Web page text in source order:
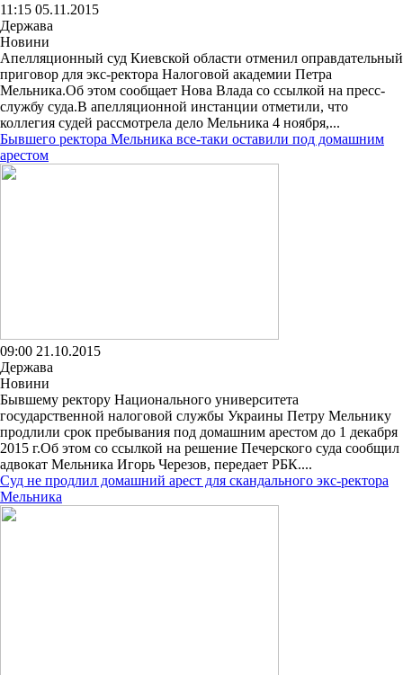
11:15 05.11.2015
Держава
Новини
Апелляционный суд Киевской области отменил оправдательный
приговор для экс-ректора Налоговой академии Петра
Мельника.Об этом сообщает Нова Влада со ссылкой на пресс-
службу суда.В апелляционной инстанции отметили, что
коллегия судей рассмотрела дело Мельника 4 ноября,...
Бывшего ректора Мельника все-таки оставили под домашним
арестом
09:00 21.10.2015
Держава
Новини
Бывшему ректору Национального университета
государственной налоговой службы Украины Петру Мельнику
продлили срок пребывания под домашним арестом до 1 декабря
2015 г.Об этом со ссылкой на решение Печерского суда сообщил
адвокат Мельника Игорь Черезов, передает РБК....
Суд не продлил домашний арест для скандального экс-ректора
Мельника